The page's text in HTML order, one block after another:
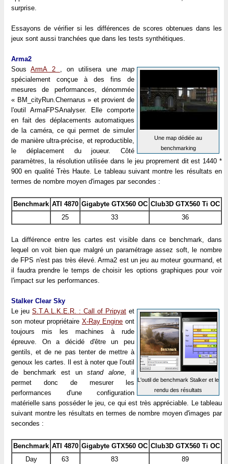
surprise.
Essayons de vérifier si les différences de scores obtenues dans les
jeux sont aussi tranchées que dans les tests synthétiques.
Arma2
Une map dédiée au
benchmarking
SousArmA 2 , on utilisera unemap
spécialement conçue à des fins de
mesures de performances, dénommée
« BM_cityRun.Chernarus » et provient de
l'outil ArmaFPSAnalyser. Elle comporte
en fait des déplacements automatiques
de la caméra, ce qui permet de simuler
de manière ultra-précise, et reproductible,
le déplacement du joueur. Côté
paramètres, la résolution utilisée dans le jeu proprement dit est 1440 *
900 en qualité Très Haute. Le tableau suivant montre les résultats en
termes de nombre moyen d'images par secondes :
Benchmark ATI 4870 Gigabyte GTX560 OC Club3D GTX560 Ti OC
25
33 36
La différence entre les cartes est visible dans ce benchmark, dans
lequel on voit bien que malgré un paramétrage assez soft, le nombre
de FPS n'est pas très élevé. Arma2 est un jeu au moteur gourmand, et
il faudra prendre le temps de choisir les options graphiques pour voir
l'impact sur les performances.
Stalker Clear Sky
L'outil de benchmark Stalker et le
rendu des résultats
Le jeu S.T.A.L.K.E.R. : Call of Pripyat et
son moteur propriétaire X-Ray Engine ont
toujours mis les machines à rude
épreuve. On a décidé d'être un peu
gentils, et de ne pas tenter de mettre à
genoux les cartes. Il est à noter que l'outil
de benchmark est unstand alone, il
permet donc de mesurer les
performances d'une configuration
matérielle sans posséder le jeu, ce qui est très appréciable. Le tableau
suivant montre les résultats en termes de nombre moyen d'images par
secondes :
Benchmark ATI 4870 Gigabyte GTX560 OC Club3D GTX560 Ti OC
Day
63 83
89